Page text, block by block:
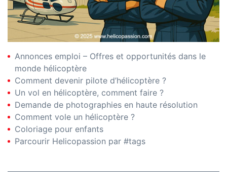
Annonces emploi – Offres et opportunités dans le
monde hélicoptère
Comment devenir pilote d’hélicoptère ?
Un vol en hélicoptère, comment faire ?
Demande de photographies en haute résolution
Comment vole un hélicoptère ?
Coloriage pour enfants
Parcourir Helicopassion par #tags